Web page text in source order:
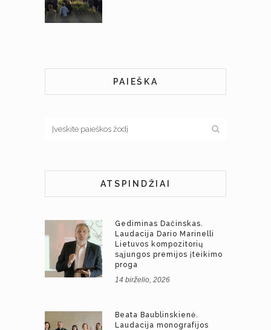
PAIEŠKA
ATSPINDŽIAI
Gediminas Dačinskas.
Laudacija Dario Marinelli
Lietuvos kompozitorių
sąjungos premijos įteikimo
proga
14 birželio, 2026
Beata Baublinskienė.
Laudacija monografijos